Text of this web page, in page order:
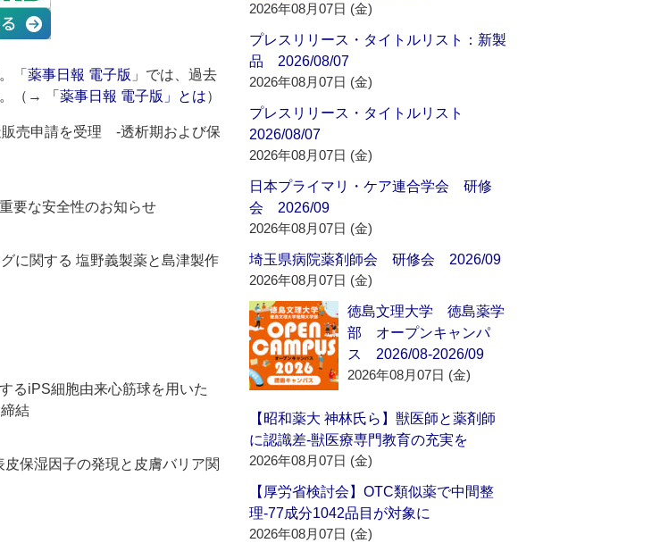
「 薬事日報 電子版 」では、過去
（→
「薬事日報 電子版」とは）
売申請を受理 ‐透析期および保
要な安全性のお知らせ
に関する 塩野義製薬と島津製作
るiPS細胞由来心筋球を用いた
結
保湿因子の発現と皮膚バリア関
2026年08月07日 (金)
プレスリリース・タイトルリスト：新製
品 2026/08/07
2026年08月07日 (金)
プレスリリース・タイトルリスト
2026/08/07
2026年08月07日 (金)
日本プライマリ・ケア連合学会 研修
会 2026/09
2026年08月07日 (金)
埼玉県病院薬剤師会 研修会 2026/09
2026年08月07日 (金)
徳島文理大学 徳島薬学
部 オープンキャンパ
ス 2026/08-2026/09
2026年08月07日 (金)
【昭和薬大 神林氏ら】獣医師と薬剤師
に認識差‐獣医療専門教育の充実を
2026年08月07日 (金)
【厚労省検討会】OTC類似薬で中間整
理‐77成分1042品目が対象に
2026年08月07日 (金)